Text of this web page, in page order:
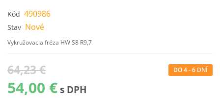
Kód 490986
Stav Nové
Vykružovacia fréza HW S8 R9,7
64,23 €
54,00 € s DPH
DO 4 - 6 DNÍ